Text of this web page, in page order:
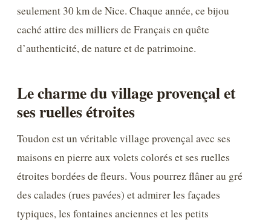
seulement 30 km de Nice. Chaque année, ce bijou
caché attire des milliers de Français en quête
d’authenticité, de nature et de patrimoine.
Le charme du village provençal et
ses ruelles étroites
Toudon est un véritable village provençal avec ses
maisons en pierre aux volets colorés et ses ruelles
étroites bordées de fleurs. Vous pourrez flâner au gré
des calades (rues pavées) et admirer les façades
typiques, les fontaines anciennes et les petits